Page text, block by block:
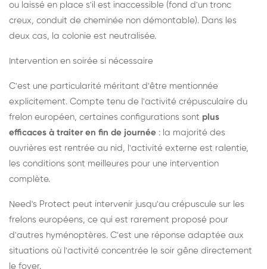
ou laissé en place s'il est inaccessible (fond d'un tronc
creux, conduit de cheminée non démontable). Dans les
deux cas, la colonie est neutralisée.
Intervention en soirée si nécessaire
C'est une particularité méritant d'être mentionnée
explicitement. Compte tenu de l'activité crépusculaire du
frelon européen, certaines configurations sont plus
efficaces à traiter en fin de journée : la majorité des
ouvrières est rentrée au nid, l'activité externe est ralentie,
les conditions sont meilleures pour une intervention
complète.
Need's Protect peut intervenir jusqu'au crépuscule sur les
frelons européens, ce qui est rarement proposé pour
d'autres hyménoptères. C'est une réponse adaptée aux
situations où l'activité concentrée le soir gêne directement
le foyer.